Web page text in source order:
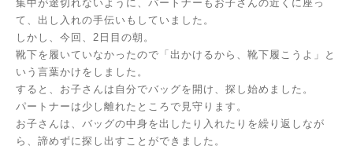
集中が途切れないように、パートナーもお子さんの近くに座っ
て、出し入れの手伝いもしていました。
しかし、今回、2日目の朝。
靴下を履いていなかったので「出かけるから、靴下履こうよ」と
いう言葉かけをしました。
すると、お子さんは自分でバッグを開け、探し始めました。
パートナーは少し離れたところで見守ります。
お子さんは、バッグの中身を出したり入れたりを繰り返しなが
ら、諦めずに探し出すことができました。